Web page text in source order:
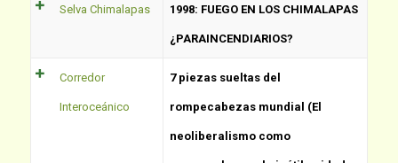
Selva Chimalapas 1998: FUEGO EN LOS CHIMALAPAS
¿PARAINCENDIARIOS?
Corredor
Interoceánico
7 piezas sueltas del
rompecabezas mundial (El
neoliberalismo como